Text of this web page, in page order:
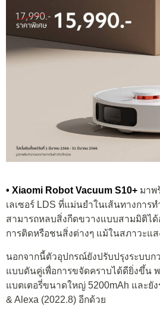
• Xiaomi Robot Vacuum S10+ มาพ
เลเซอร์ LDS ที่แม่นยำในเส้นทางการ
สามารถหลบสิ่งกีดขวางแบบสามมิติได้
การติดหรือชนสิ่งต่างๆ แม้ในสภาวะแ
นอกจากนี้ตัวอุปกรณ์ยังปรับปรุงระบบ
แบบดันคู่เพื่อการขจัดคราบได้ดียิ่งขึ้น
แบตเตอรี่ขนาดใหญ่ 5200mAh และยั
& Alexa (2022.8) อีกด้วย